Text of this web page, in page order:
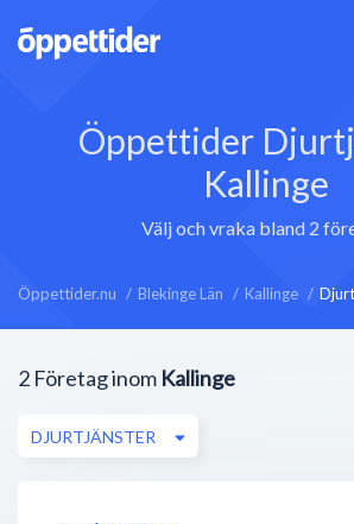
Öppettider
Kallinge
Välj och vraka bland 2
Öppettider.nu Blekinge Län Kallinge
2 Företag inom Kallinge
DJURTJÄNSTER